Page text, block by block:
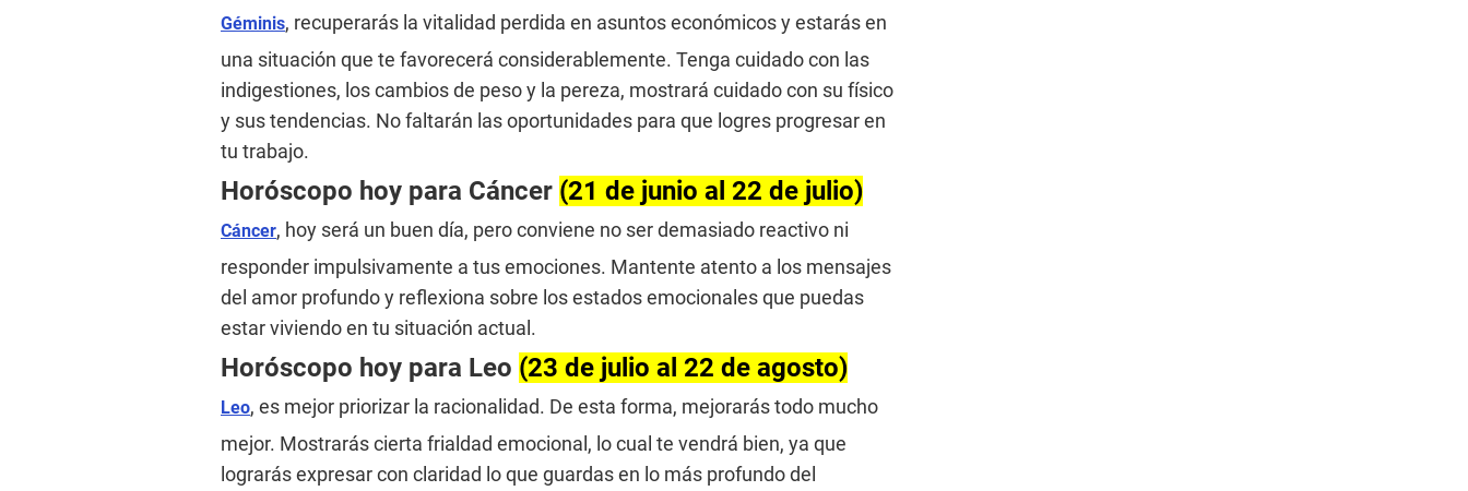
Géminis, recuperarás la vitalidad perdida en asuntos económicos y estarás en
una situación que te favorecerá considerablemente. Tenga cuidado con las
indigestiones, los cambios de peso y la pereza, mostrará cuidado con su físico
y sus tendencias. No faltarán las oportunidades para que logres progresar en
tu trabajo.
Horóscopo hoy para Cáncer (21 de junio al 22 de julio)
Cáncer, hoy será un buen día, pero conviene no ser demasiado reactivo ni
responder impulsivamente a tus emociones. Mantente atento a los mensajes
del amor profundo y reflexiona sobre los estados emocionales que puedas
estar viviendo en tu situación actual.
Horóscopo hoy para Leo (23 de julio al 22 de agosto)
Leo, es mejor priorizar la racionalidad. De esta forma, mejorarás todo mucho
mejor. Mostrarás cierta frialdad emocional, lo cual te vendrá bien, ya que
lograrás expresar con claridad lo que guardas en lo más profundo del